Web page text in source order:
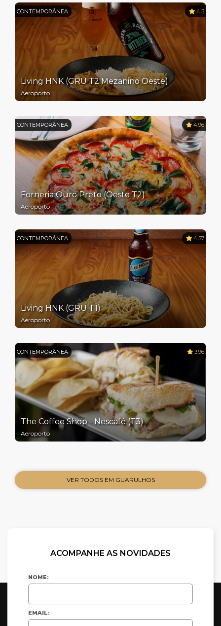
CONTEMPORÂNEA 4.3
Living HNK (GRU T2 Mezanino Oeste)
Aeroporto
CONTEMPORÂNEA 4.96
Forneria Ouro Preto (Oeste T2)
Aeroporto
CONTEMPORÂNEA 4.57
Living HNK (GRU T1)
Aeroporto
CONTEMPORÂNEA 3.96
The Coffee Shop - Nescafé (T3)
Aeroporto
VER TODOS EM GUARULHOS
ACOMPANHE AS NOVIDADES
NOME:
EMAIL: